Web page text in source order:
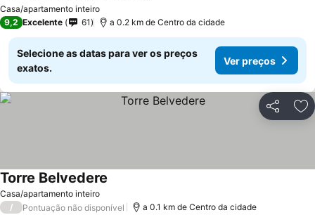
Casa/apartamento inteiro
9,2 Excelente 61 a 0.2 km de Centro da cidade
Selecione as datas para ver os preços
exatos.
Ver preços
Partilhar
Casa/apartamento inteiro
Torre Belvedere
/ Pontuação não disponível a 0.1 km de Centro da cidade